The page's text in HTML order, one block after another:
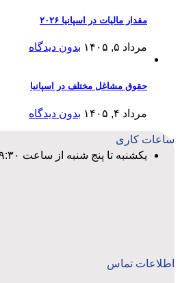
مقدار مالیات در اسپانیا ۲۰۲۶
مرداد ۵, ۱۴۰۵ بدون دیدگاه
حقوق مشاغل مختلف در اسپانیا
مرداد ۴, ۱۴۰۵ بدون دیدگاه
ساعات کاری
یکشنبه تا پنج شنبه از ساعت ۹:۳۰ تا ۱۸
اطلاعات تماس